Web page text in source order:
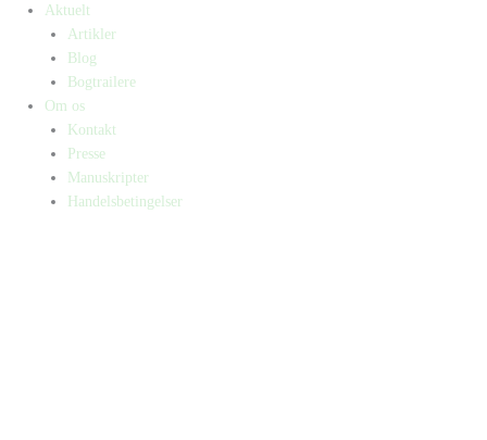
Aktuelt
Artikler
Blog
Bogtrailere
Om os
Kontakt
Presse
Manuskripter
Handelsbetingelser